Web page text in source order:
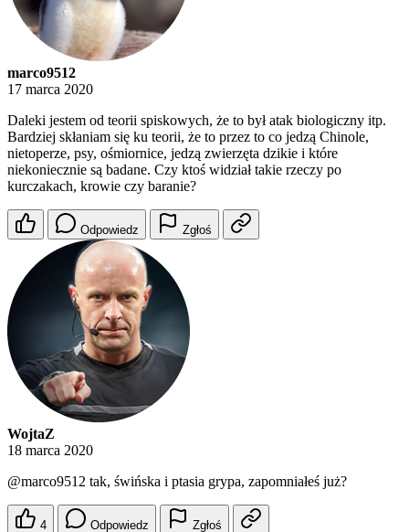
marco9512
17 marca 2020
Daleki jestem od teorii spiskowych, że to był atak biologiczny itp.
Bardziej skłaniam się ku teorii, że to przez to co jedzą Chinole,
nietoperze, psy, ośmiornice, jedzą zwierzęta dzikie i które
niekoniecznie są badane. Czy ktoś widział takie rzeczy po
kurczakach, krowie czy baranie?
Odpowiedz Zgłoś
WojtaZ
18 marca 2020
@marco9512 tak, świńska i ptasia grypa, zapomniałeś już?
4 Odpowiedz Zgłoś